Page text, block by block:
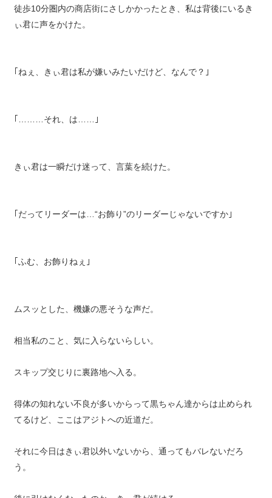
徒歩10分圏内の商店街にさしかかったとき、私は背後にいるき
ぃ君に声をかけた。
｢ねぇ、きぃ君は私が嫌いみたいだけど、なんで？｣
｢………それ、は……｣
きぃ君は一瞬だけ迷って、言葉を続けた。
｢だってリーダーは…“お飾り”のリーダーじゃないですか｣
｢ふむ、お飾りねぇ｣
ムスッとした、機嫌の悪そうな声だ。
相当私のこと、気に入らないらしい。
スキップ交じりに裏路地へ入る。
得体の知れない不良が多いからって黒ちゃん達からは止められ
てるけど、ここはアジトへの近道だ。
それに今日はきぃ君以外いないから、通ってもバレないだろ
う。